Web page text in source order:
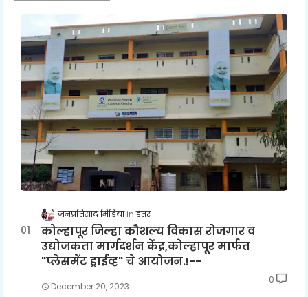
जनप्रतिसाद मिडिया इतर
कोल्हापूर जिल्हा कौशल्य विकास रोजगार व
उद्योजकता मार्गदर्शन केंद्र,कोल्हापूर मार्फत
"प्लेसमेंट ड्राईव्ह" चे आयोजन.!--
December 20, 2023
0